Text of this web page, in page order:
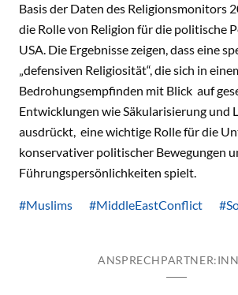
Basis der Daten des Religionsmonitors
die Rolle von Religion für die politische
USA. Die Ergebnisse zeigen, dass eine
„defensiven Religiosität“, die sich in
Bedrohungsempfinden mit Blick auf
Entwicklungen wie Säkularisierung und
ausdrückt, eine wichtige Rolle für die
konservativer politischer Bewegungen
Führungspersönlichkeiten spielt.
#Muslims #MiddleEastConflict